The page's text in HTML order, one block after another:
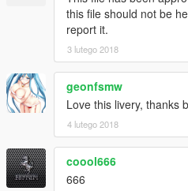
this file should not be
report it.
3 lutego 2018
geonfsmw
Love this livery, thanks
4 lutego 2018
coool666
666